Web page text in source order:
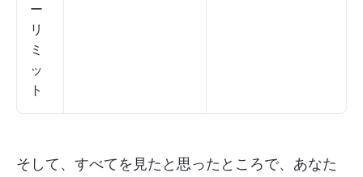
ー
リ
ミ
ッ
ト
そして、すべてを見たと思ったところで、あなた